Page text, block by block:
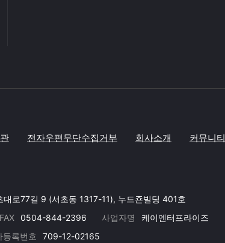
전자우편무단수집거부 회사소개 커뮤니티
로77길 9 (서초동 1317-11), 누드죤빌딩 401호
FAX 0504-844-2396 사업자명
케이엔터프라이즈
등록번호 709-12-02165